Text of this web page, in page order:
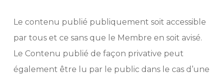
Le contenu publié publiquement soit accessible
par tous et ce sans que le Membre en soit avisé.
Le Contenu publié de façon privative peut
également être lu par le public dans le cas d’une